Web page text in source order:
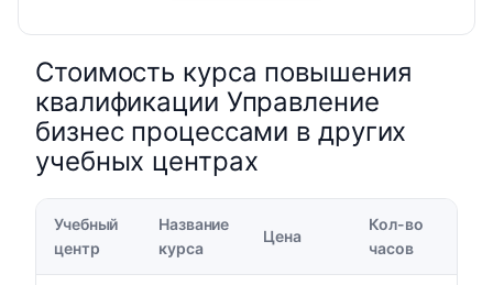
Стоимость курса повышения
квалификации Управление
бизнес процессами в других
учебных центрах
Учебный
центр
Название
курса
Цена
Кол-во
часов